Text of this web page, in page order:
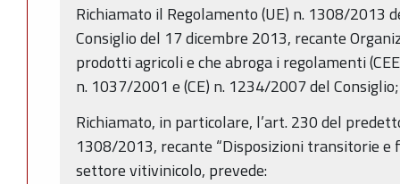
Richiamato il Regolamento (UE) n. 1308/2013
Consiglio del 17 dicembre 2013, recante
prodotti agricoli e che abroga i regolamenti
n. 1037/2001 e (CE) n. 1234/2007 del Consiglio;
Richiamato, in particolare, l’art. 230 del
1308/2013, recante “Disposizioni transitorie e
settore vitivinicolo, prevede: